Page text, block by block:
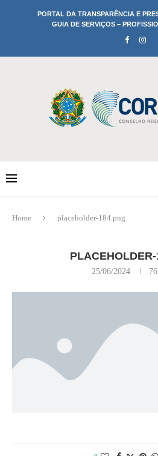
PORTAL DA TRANSPARÊNCIA E
GUIA DE SERVIÇOS –
Home placeholder-184.png
25/06/2024 76